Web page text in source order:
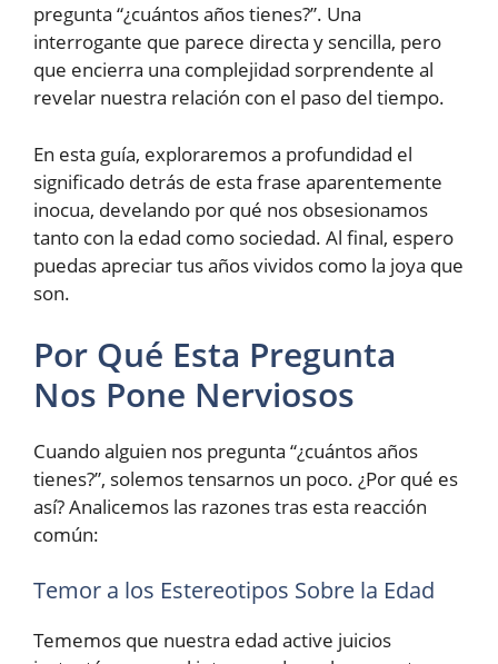
pregunta “¿cuántos años tienes?”. Una
interrogante que parece directa y sencilla, pero
que encierra una complejidad sorprendente al
revelar nuestra relación con el paso del tiempo.
En esta guía, exploraremos a profundidad el
significado detrás de esta frase aparentemente
inocua, develando por qué nos obsesionamos
tanto con la edad como sociedad. Al final, espero
puedas apreciar tus años vividos como la joya que
son.
Por Qué Esta Pregunta
Nos Pone Nerviosos
Cuando alguien nos pregunta “¿cuántos años
tienes?”, solemos tensarnos un poco. ¿Por qué es
así? Analicemos las razones tras esta reacción
común:
Temor a los Estereotipos Sobre la Edad
Tememos que nuestra edad active juicios